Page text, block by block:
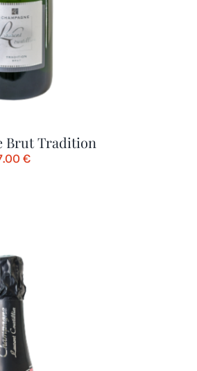
Brut Tradition
€